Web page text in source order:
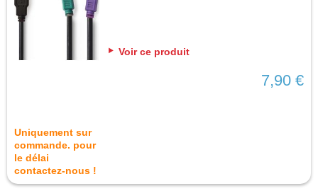
Voir ce produit
7,90 €
Uniquement sur
commande. pour
le délai
contactez-nous !